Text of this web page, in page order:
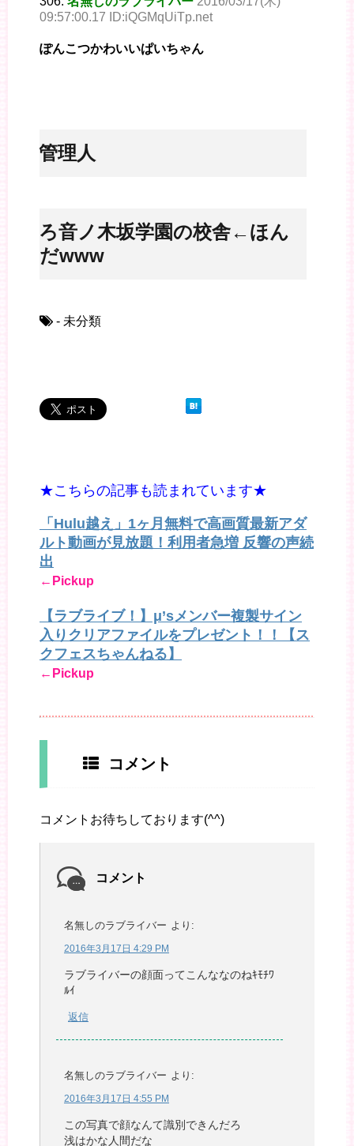
09:57:00.17 ID:iQGMqUiTp.net
ぽんこつかわいいぱいちゃん
※管理人
後ろ音ノ木坂学園の校舎←ほん
とだwww
- 未分類
★こちらの記事も読まれています★
「Hulu越え」1ヶ月無料で高画質最新アダ
ルト動画が見放題！利用者急増 反響の声続
出
←Pickup
【ラブライブ！】μ’sメンバー複製サイン
入りクリアファイルをプレゼント！！【ス
クフェスちゃんねる】
←Pickup
コメント
コメントお待ちしております(^^)
コメント
名無しのラブライバー より:
2016年3月17日 4:29 PM
ラブライバーの顔面ってこんななのねｷﾓﾁﾜ
ﾙｲ
返信
名無しのラブライバー より:
2016年3月17日 4:55 PM
この写真で顔なんて識別できんだろ
浅はかな人間だな